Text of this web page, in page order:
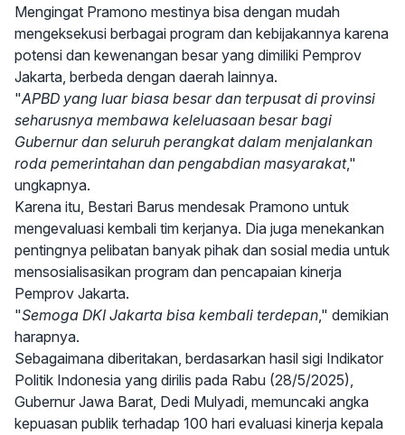
Mengingat Pramono mestinya bisa dengan mudah
mengeksekusi berbagai program dan kebijakannya karena
potensi dan kewenangan besar yang dimiliki Pemprov
Jakarta, berbeda dengan daerah lainnya.
"APBD yang luar biasa besar dan terpusat di provinsi
seharusnya membawa keleluasaan besar bagi
Gubernur dan seluruh perangkat dalam menjalankan
roda pemerintahan dan pengabdian masyarakat,"
ungkapnya.
Karena itu, Bestari Barus mendesak Pramono untuk
mengevaluasi kembali tim kerjanya. Dia juga menekankan
pentingnya pelibatan banyak pihak dan sosial media untuk
mensosialisasikan program dan pencapaian kinerja
Pemprov Jakarta.
"Semoga DKI Jakarta bisa kembali terdepan," demikian
harapnya.
Sebagaimana diberitakan, berdasarkan hasil sigi Indikator
Politik Indonesia yang dirilis pada Rabu (28/5/2025),
Gubernur Jawa Barat, Dedi Mulyadi, memuncaki angka
kepuasan publik terhadap 100 hari evaluasi kinerja kepala